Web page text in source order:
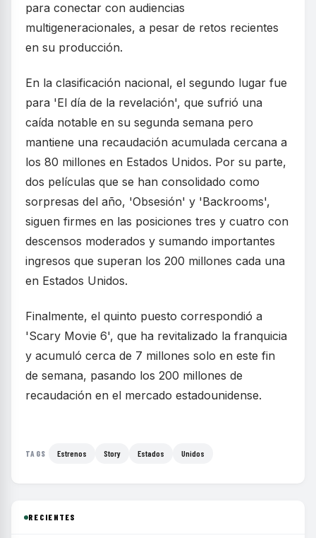
para conectar con audiencias
multigeneracionales, a pesar de retos recientes
en su producción.
En la clasificación nacional, el segundo lugar fue
para 'El día de la revelación', que sufrió una
caída notable en su segunda semana pero
mantiene una recaudación acumulada cercana a
los 80 millones en Estados Unidos. Por su parte,
dos películas que se han consolidado como
sorpresas del año, 'Obsesión' y 'Backrooms',
siguen firmes en las posiciones tres y cuatro con
descensos moderados y sumando importantes
ingresos que superan los 200 millones cada una
en Estados Unidos.
Finalmente, el quinto puesto correspondió a
'Scary Movie 6', que ha revitalizado la franquicia
y acumuló cerca de 7 millones solo en este fin
de semana, pasando los 200 millones de
recaudación en el mercado estadounidense.
TAGS Estrenos Story Estados Unidos
RECIENTES